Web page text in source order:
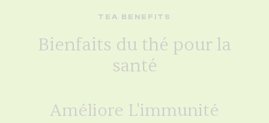
TEA BENEFITS
Bienfaits du thé pour la
santé
Améliore L'immunité